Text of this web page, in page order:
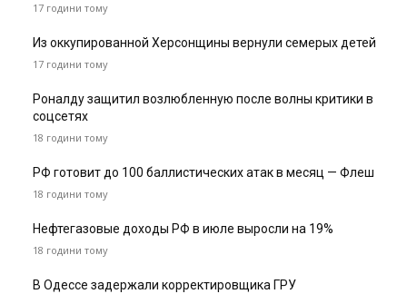
17 години тому
Из оккупированной Херсонщины вернули семерых детей
17 години тому
Роналду защитил возлюбленную после волны критики в
соцсетях
18 години тому
РФ готовит до 100 баллистических атак в месяц — Флеш
18 години тому
Нефтегазовые доходы РФ в июле выросли на 19%
18 години тому
В Одессе задержали корректировщика ГРУ